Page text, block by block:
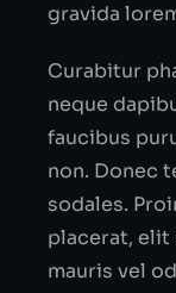
gravida
Curabitur
neque
faucibus
non. Donec
sodales.
placerat, elit
mauris vel